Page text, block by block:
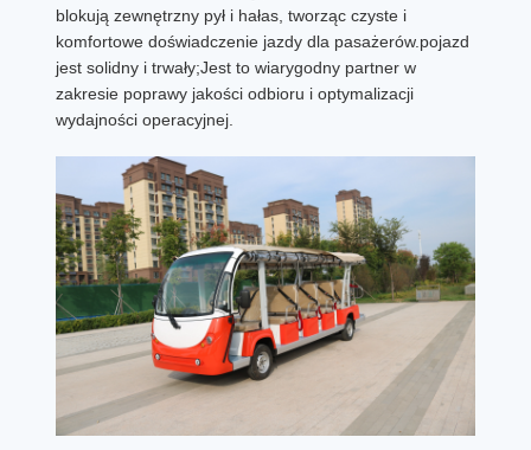
blokują zewnętrzny pył i hałas, tworząc czyste i
komfortowe doświadczenie jazdy dla pasażerów.pojazd
jest solidny i trwały;Jest to wiarygodny partner w
zakresie poprawy jakości odbioru i optymalizacji
wydajności operacyjnej.